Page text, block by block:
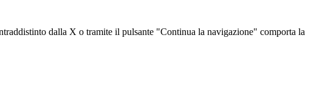
dalla X o tramite il pulsante "Continua la navigazione" comporta la